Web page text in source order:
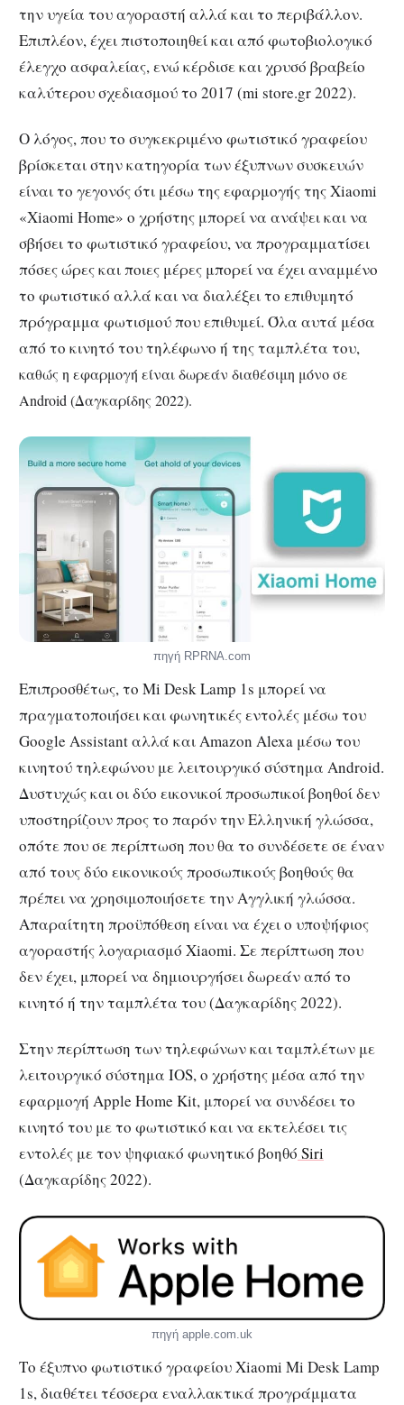
την υγεία του αγοραστή αλλά και το περιβάλλον.
Επιπλέον, έχει πιστοποιηθεί και από φωτοβιολογικό
έλεγχο ασφαλείας, ενώ κέρδισε και χρυσό βραβείο
καλύτερου σχεδιασμού το 2017 (mi store.gr 2022).
Ο λόγος, που το συγκεκριμένο φωτιστικό γραφείου
βρίσκεται στην κατηγορία των έξυπνων συσκευών
είναι το γεγονός ότι μέσω της εφαρμογής της Xiaomi
«Xiaomi Home» ο χρήστης μπορεί να ανάψει και να
σβήσει το φωτιστικό γραφείου, να προγραμματίσει
πόσες ώρες και ποιες μέρες μπορεί να έχει αναμμένο
το φωτιστικό αλλά και να διαλέξει το επιθυμητό
πρόγραμμα φωτισμού που επιθυμεί. Όλα αυτά μέσα
από το κινητό του τηλέφωνο ή της ταμπλέτα του,
καθώς η εφαρμογή είναι δωρεάν διαθέσιμη μόνο σε
Android (Δαγκαρίδης 2022).
πηγή RPRNA.com
Επιπροσθέτως, το Mi Desk Lamp 1s μπορεί να
πραγματοποιήσει και φωνητικές εντολές μέσω του
Google Assistant αλλά και Amazon Alexa μέσω του
κινητού τηλεφώνου με λειτουργικό σύστημα Android.
Δυστυχώς και οι δύο εικονικοί προσωπικοί βοηθοί δεν
υποστηρίζουν προς το παρόν την Ελληνική γλώσσα,
οπότε που σε περίπτωση που θα το συνδέσετε σε έναν
από τους δύο εικονικούς προσωπικούς βοηθούς θα
πρέπει να χρησιμοποιήσετε την Αγγλική γλώσσα.
Απαραίτητη προϋπόθεση είναι να έχει ο υποψήφιος
αγοραστής λογαριασμό Xiaomi. Σε περίπτωση που
δεν έχει, μπορεί να δημιουργήσει δωρεάν από το
κινητό ή την ταμπλέτα του (Δαγκαρίδης 2022).
Στην περίπτωση των τηλεφώνων και ταμπλέτων με
λειτουργικό σύστημα IOS, ο χρήστης μέσα από την
εφαρμογή Apple Home Kit, μπορεί να συνδέσει το
κινητό του με το φωτιστικό και να εκτελέσει τις
εντολές με τον ψηφιακό φωνητικό βοηθό Siri
(Δαγκαρίδης 2022).
πηγή apple.com.uk
Το έξυπνο φωτιστικό γραφείου Xiaomi Mi Desk Lamp
1s, διαθέτει τέσσερα εναλλακτικά προγράμματα